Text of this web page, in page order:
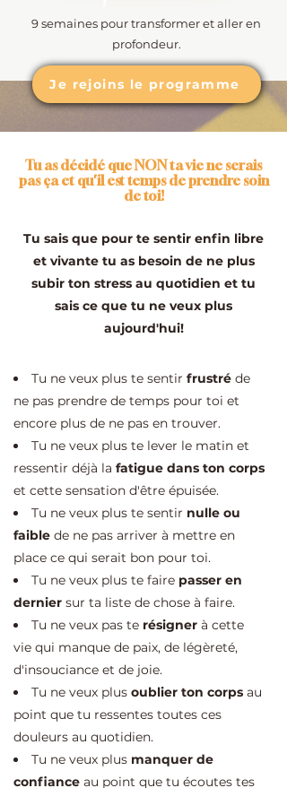
9 semaines pour transformer et aller en
profondeur.
Je rejoins le programme
Tu as décidé que NON ta vie ne serais
pas ça et qu'il est temps de prendre soin
de toi!
​Tu sais que pour te sentir enfin libre
et vivante tu as besoin de ne plus
subir ton stress au quotidien et tu
sais ce que tu ne veux plus
aujourd'hui!
​Tu ne veux plus te sentir frustré de
ne pas prendre de temps pour toi et
encore plus de ne pas en trouver.
Tu ne veux plus te lever le matin et
ressentir déjà la fatigue dans ton corps
et cette sensation d'être épuisée.
Tu ne veux plus te sentir nulle ou
faible de ne pas arriver à mettre en
place ce qui serait bon pour toi.
Tu ne veux plus te faire passer en
dernier sur ta liste de chose à faire.
Tu ne veux pas te résigner à cette
vie qui manque de paix, de légèreté,
d'insouciance et de joie.
Tu ne veux plus oublier ton corps au
point que tu ressentes toutes ces
douleurs au quotidien.
Tu ne veux plus manquer de
confiance au point que tu écoutes tes